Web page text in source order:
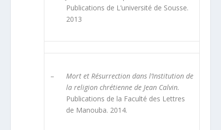
Publications de L’université de Sousse.
2013
–
Mort et Résurrection dans l’Institution de
la religion chrétienne de Jean Calvin.
Publications de la Faculté des Lettres
de Manouba. 2014.